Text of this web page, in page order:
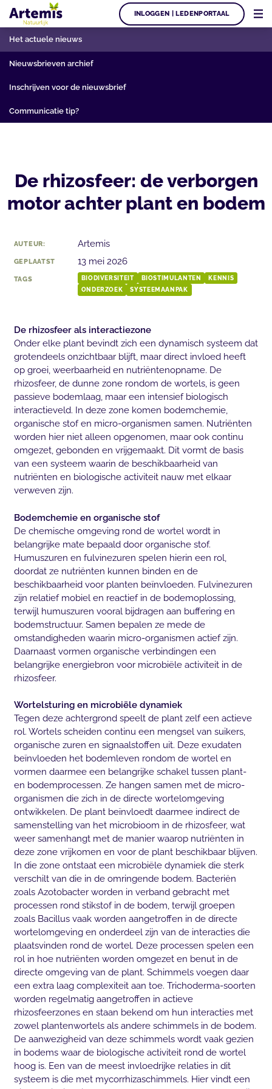
INLOGGEN | LEDENPORTAAL
Het actuele nieuws
Nieuwsbrieven archief
Inschrijven voor de nieuwsbrief
Communicatie tip?
De rhizosfeer: de verborgen
motor achter plant en bodem
AUTEUR: Artemis
GEPLAATST 13 mei 2026
TAGS BIODIVERSITEIT BIOSTIMULANTEN
KENNIS
ONDERZOEK
SYSTEEMAANPAK
De rhizosfeer als interactiezone
Onder elke plant bevindt zich een dynamisch systeem dat
grotendeels onzichtbaar blijft, maar direct invloed heeft
op groei, weerbaarheid en nutriëntenopname. De
rhizosfeer, de dunne zone rondom de wortels, is geen
passieve bodemlaag, maar een intensief biologisch
interactieveld. In deze zone komen bodemchemie,
organische stof en micro-organismen samen. Nutriënten
worden hier niet alleen opgenomen, maar ook continu
omgezet, gebonden en vrijgemaakt. Dit vormt de basis
van een systeem waarin de beschikbaarheid van
nutriënten en biologische activiteit nauw met elkaar
verweven zijn.
Bodemchemie en organische stof
De chemische omgeving rond de wortel wordt in
belangrijke mate bepaald door organische stof.
Humuszuren en fulvinezuren spelen hierin een rol,
doordat ze nutriënten kunnen binden en de
beschikbaarheid voor planten beïnvloeden. Fulvinezuren
zijn relatief mobiel en reactief in de bodemoplossing,
terwijl humuszuren vooral bijdragen aan buffering en
bodemstructuur. Samen bepalen ze mede de
omstandigheden waarin micro-organismen actief zijn.
Daarnaast vormen organische verbindingen een
belangrijke energiebron voor microbiële activiteit in de
rhizosfeer.
Wortelsturing en microbiële dynamiek
Tegen deze achtergrond speelt de plant zelf een actieve
rol. Wortels scheiden continu een mengsel van suikers,
organische zuren en signaalstoffen uit. Deze exudaten
beïnvloeden het bodemleven rondom de wortel en
vormen daarmee een belangrijke schakel tussen plant-
en bodemprocessen. Ze hangen samen met de micro-
organismen die zich in de directe wortelomgeving
ontwikkelen. De plant beïnvloedt daarmee indirect de
samenstelling van het microbioom in de rhizosfeer, wat
weer samenhangt met de manier waarop nutriënten in
deze zone vrijkomen en voor de plant beschikbaar blijven.
In die zone ontstaat een microbiële dynamiek die sterk
verschilt van die in de omringende bodem. Bacteriën
zoals Azotobacter worden in verband gebracht met
processen rond stikstof in de bodem, terwijl groepen
zoals Bacillus vaak worden aangetroffen in de directe
wortelomgeving en onderdeel zijn van de interacties die
plaatsvinden rond de wortel. Deze processen spelen een
rol in hoe nutriënten worden omgezet en benut in de
directe omgeving van de plant. Schimmels voegen daar
een extra laag complexiteit aan toe. Trichoderma-soorten
worden regelmatig aangetroffen in actieve
rhizosfeerzones en staan bekend om hun interacties met
zowel plantenwortels als andere schimmels in de bodem.
De aanwezigheid van deze schimmels wordt vaak gezien
in bodems waar de biologische activiteit rond de wortel
hoog is. Een van de meest invloedrijke relaties in dit
systeem is die met mycorrhizaschimmels. Hier vindt een